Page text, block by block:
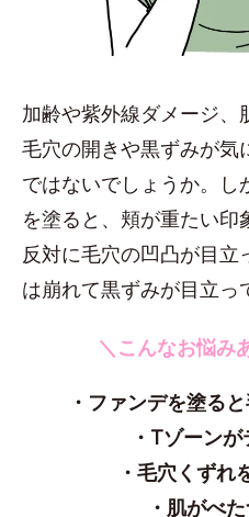
加齢や紫外線ダメージ、
毛穴の開きや黒ずみが気
ではないでしょうか。し
を塗ると、頬が重たい印
反対に毛穴の凹凸が目
は崩れて黒ずみが目立っ
＼こんなお悩み
・ファンデを塗る
・Tゾーン
・毛穴くずれ
・肌がべ